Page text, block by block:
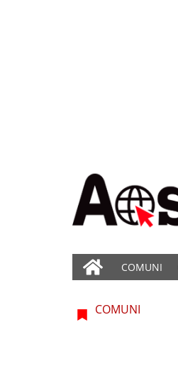
COMUNI
COMUNI